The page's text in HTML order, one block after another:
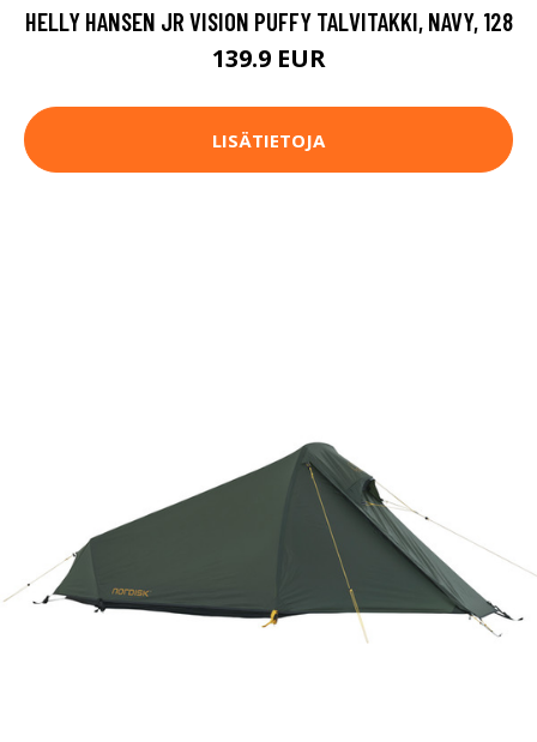
HELLY HANSEN JR VISION PUFFY TALVITAKKI, NAVY, 128
139.9 EUR
LISÄTIETOJA